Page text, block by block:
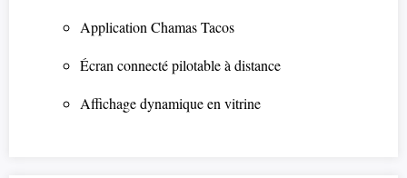
Application Chamas Tacos
Écran connecté pilotable à distance
Affichage dynamique en vitrine